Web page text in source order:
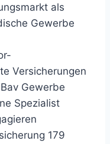
als
Gewerbe
Versicherungen
Gewerbe
Spezialist
179